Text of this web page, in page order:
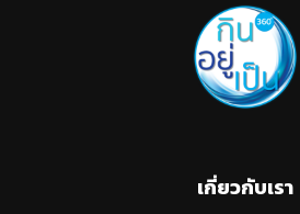
เกี่ยวกับเรา